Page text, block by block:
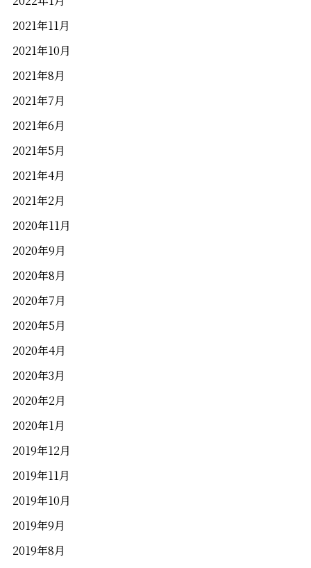
2021年11月
2021年10月
2021年8月
2021年7月
2021年6月
2021年5月
2021年4月
2021年2月
2020年11月
2020年9月
2020年8月
2020年7月
2020年5月
2020年4月
2020年3月
2020年2月
2020年1月
2019年12月
2019年11月
2019年10月
2019年9月
2019年8月